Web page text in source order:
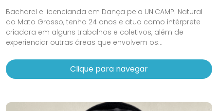
Bacharel e licencianda em Dança pela UNICAMP. Natural
do Mato Grosso, tenho 24 anos e atuo como intérprete
criadora em alguns trabalhos e coletivos, além de
experienciar outras áreas que envolvem os...
Clique para navegar